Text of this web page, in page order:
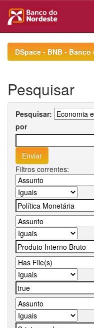
navigationDSpace - BNB -
Pesquisar
Pesquisar:
por
Filtros correntes: